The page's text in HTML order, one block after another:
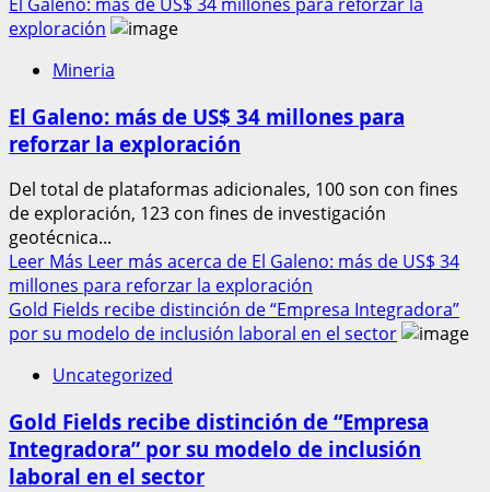
exploración
Mineria
El Galeno: más de US$ 34 millones para
reforzar la exploración
Del total de plataformas adicionales, 100 son con fines
de exploración, 123 con fines de investigación
geotécnica...
Leer Más Leer más acerca de El Galeno: más de US$ 34
millones para reforzar la exploración
Gold Fields recibe distinción de “Empresa Integradora”
por su modelo de inclusión laboral en el sector
Uncategorized
Gold Fields recibe distinción de “Empresa
Integradora” por su modelo de inclusión
laboral en el sector